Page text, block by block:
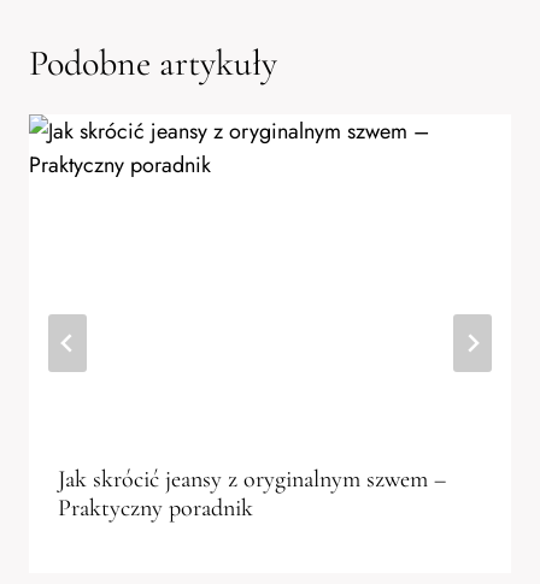
Podobne artykuły
Jak skrócić jeansy z oryginalnym szwem –
Praktyczny poradnik